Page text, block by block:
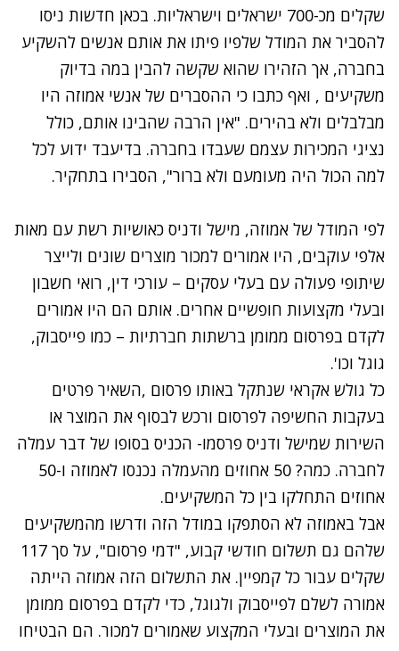
שקלים מכ-700 ישראלים וישראליות. בכאן חדשות ניסו
להסביר את המודל שלפיו פיתו את אותם אנשים להשקיע
בחברה, אך הזהירו שהוא שקשה להבין במה בדיוק
משקיעים , ואף כתבו כי ההסברים של אנשי אמוזה היו
מבלבלים ולא בהירים. "אין הרבה שהבינו אותם, כולל
נציגי המכירות עצמם שעבדו בחברה. בדיעבד ידוע לכל
למה הכול היה מעומעם ולא ברור", הסבירו בתחקיר.
לפי המודל של אמוזה, מישל ודניס כאושיות רשת עם מאות
אלפי עוקבים, היו אמורים למכור מוצרים שונים ולייצר
שיתופי פעולה עם בעלי עסקים – עורכי דין, רואי חשבון
ובעלי מקצועות חופשיים אחרים. אותם הם היו אמורים
לקדם בפרסום ממומן ברשתות חברתיות – כמו פייסבוק,
גוגל וכו'.
כל גולש אקראי שנתקל באותו פרסום ,השאיר פרטים
בעקבות החשיפה לפרסום ורכש לבסוף את המוצר או
השירות שמישל ודניס פרסמו- הכניס בסופו של דבר עמלה
לחברה. כמה? 50 אחוזים מהעמלה נכנסו לאמוזה ו-50
אחוזים התחלקו בין כל המשקיעים.
אבל באמוזה לא הסתפקו במודל הזה ודרשו מהמשקיעים
שלהם גם תשלום חודשי קבוע, "דמי פרסום", על סך 117
שקלים עבור כל קמפיין. את התשלום הזה אמוזה הייתה
אמורה לשלם לפייסבוק ולגוגל, כדי לקדם בפרסום ממומן
את המוצרים ובעלי המקצוע שאמורים למכור. הם הבטיחו